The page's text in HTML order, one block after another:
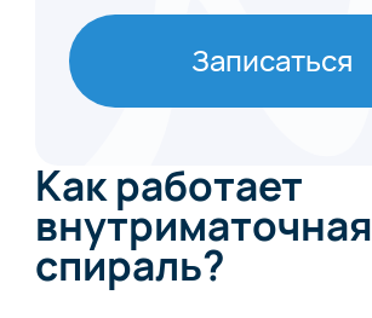
Записаться
Как работает
внутриматочная
спираль?